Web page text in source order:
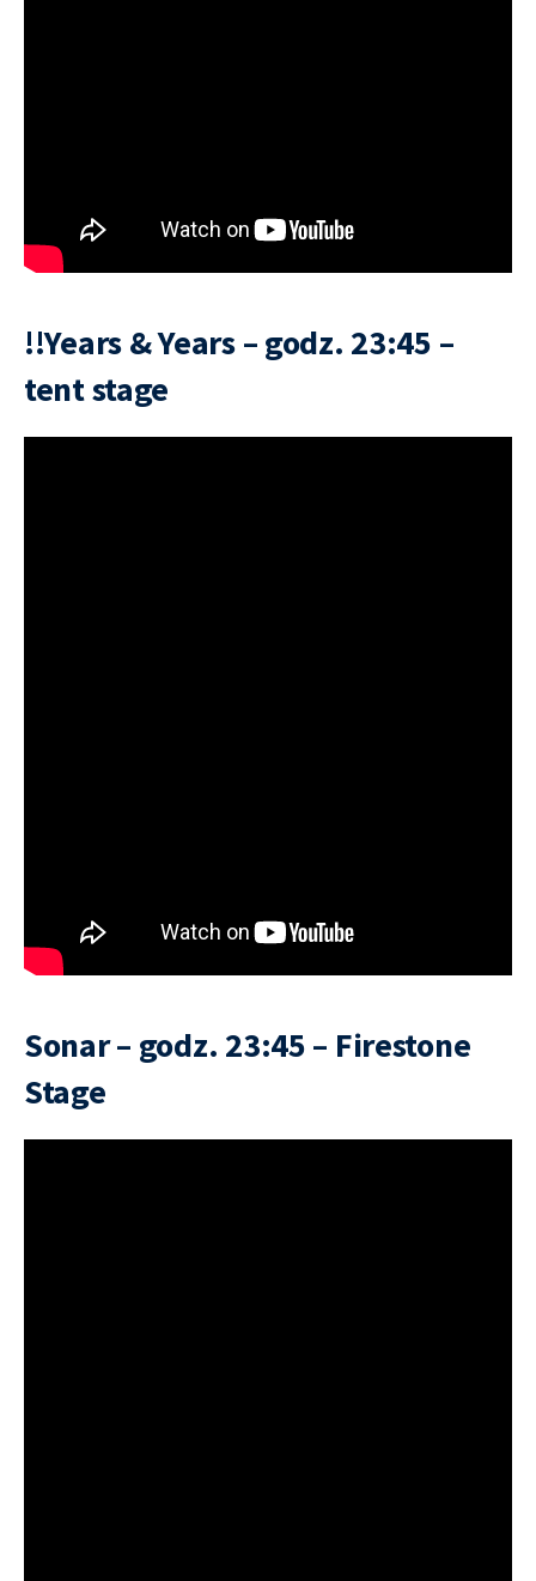
!!Years & Years – godz. 23:45 –
tent stage
Sonar – godz. 23:45 – Firestone
Stage